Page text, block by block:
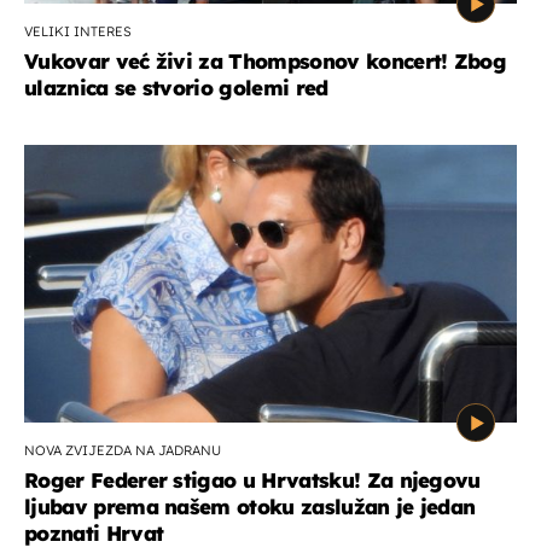
VELIKI INTERES
Vukovar već živi za Thompsonov koncert! Zbog
ulaznica se stvorio golemi red
NOVA ZVIJEZDA NA JADRANU
Roger Federer stigao u Hrvatsku! Za njegovu
ljubav prema našem otoku zaslužan je jedan
poznati Hrvat